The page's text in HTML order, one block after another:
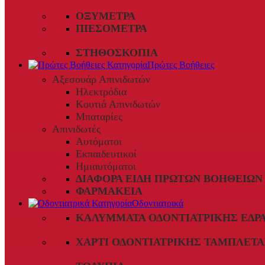
ΟΞΎΜΕΤΡΑ
ΠΙΕΣΌΜΕΤΡΑ
ΣΤΗΘΟΣΚΌΠΙΑ
Πρώτες Βοήθειες
Αξεσουάρ Απινιδωτών
Ηλεκτρόδια
Κουτιά Απινιδωτών
Μπαταρίες
Απινιδωτές
Αυτόματοι
Εκπαιδευτικοί
Ημιαυτόματοι
ΔΙΆΦΟΡΑ ΕΊΔΗ ΠΡΏΤΩΝ ΒΟΗΘΕΙΏΝ
ΦΑΡΜΑΚΕΊΑ
Οδοντιατρικά
ΚΑΛΎΜΜΑΤΑ ΟΔΟΝΤΙΑΤΡΙΚΉΣ
ΧΑΡΤΊ ΟΔΟΝΤΙΑΤΡΙΚΉΣ